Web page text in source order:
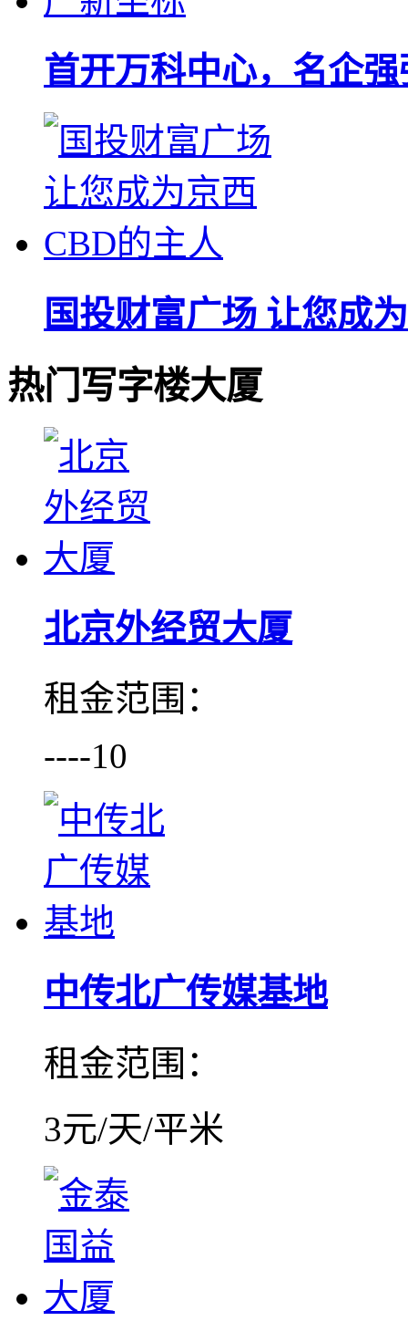
首开万科中心，名企
国投财富广场 让您成
热门写字楼大厦
北京外经贸大厦
租金范围：
----10
中传北广传媒基地
租金范围：
3元/天/平米